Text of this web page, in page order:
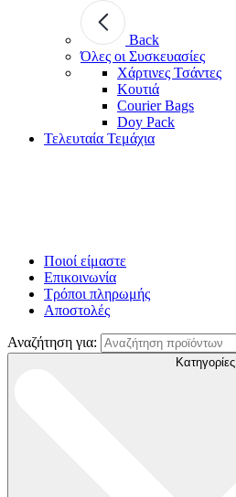
Back
Όλες οι Συσκευασίες
Χάρτινες Τσάντες
Κουτιά
Courier Bags
Doy Pack
Τελευταία Τεμάχια
Ποιοί είμαστε
Επικοινωνία
Τρόποι πληρωμής
Αποστολές
Αναζήτηση για:
Κατηγορίες